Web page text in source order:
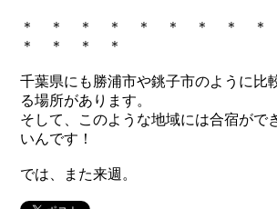
＊ ＊ ＊ ＊ ＊ ＊ ＊ ＊
＊ ＊ ＊ ＊
千葉県にも勝浦市や銚子市のように比
る場所があります。
そして、このような地域には合宿がで
いんです！
では、また来週。